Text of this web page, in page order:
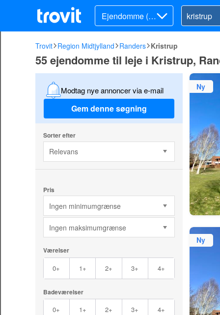
Ejendomme (lej
e)
Trovit Region Midtjylland Randers Kristrup
55 ejendomme til leje i Kristrup,
Modtag nye annoncer via e-mail
Gem denne søgning
Sorter efter
Relevans
Pris
Ingen minimumgrænse
Ingen maksimumgrænse
Værelser
0+ 1+ 2+ 3+ 4+
Badeværelser
0+ 1+ 2+ 3+ 4+
Ny
Ny